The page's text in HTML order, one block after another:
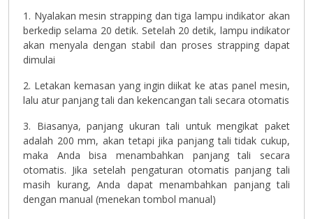
1. Nyalakan mesin strapping dan tiga lampu indikator akan
berkedip selama 20 detik. Setelah 20 detik, lampu indikator
akan menyala dengan stabil dan proses strapping dapat
dimulai
2. Letakan kemasan yang ingin diikat ke atas panel mesin,
lalu atur panjang tali dan kekencangan tali secara otomatis
3. Biasanya, panjang ukuran tali untuk mengikat paket
adalah 200 mm, akan tetapi jika panjang tali tidak cukup,
maka Anda bisa menambahkan panjang tali secara
otomatis. Jika setelah pengaturan otomatis panjang tali
masih kurang, Anda dapat menambahkan panjang tali
dengan manual (menekan tombol manual)